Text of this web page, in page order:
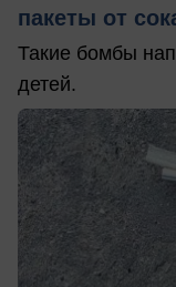
пакеты от
Такие бомбы
детей.